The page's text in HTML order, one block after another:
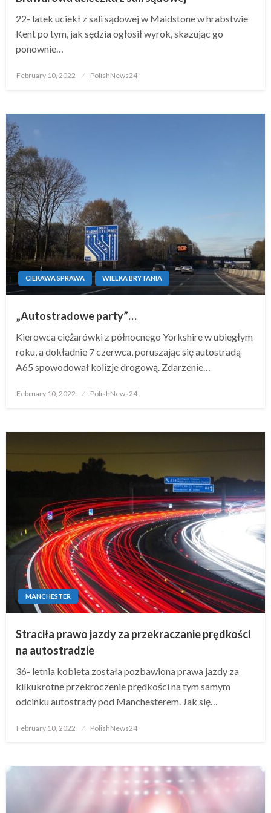
22- latek uciekł z sali sądowej w Maidstone w hrabstwie
Kent po tym, jak sędzia ogłosił wyrok, skazując go
ponownie…
Posted
February 10, 2022 PolishNews24
CIEKAWA SPRAWA WIELKA BRYTANIA
„Autostradowe party”…
Kierowca ciężarówki z północnego Yorkshire w ubiegłym
roku, a dokładnie 7 czerwca, poruszając się autostradą
A65 spowodował kolizje drogową. Zdarzenie…
Posted
February 10, 2022 PolishNews24
MANCHESTER
Straciła prawo jazdy za przekraczanie prędkości
na autostradzie
36- letnia kobieta została pozbawiona prawa jazdy za
kilkukrotne przekroczenie prędkości na tym samym
odcinku autostrady pod Manchesterem. Jak się…
Posted
February 10, 2022 PolishNews24